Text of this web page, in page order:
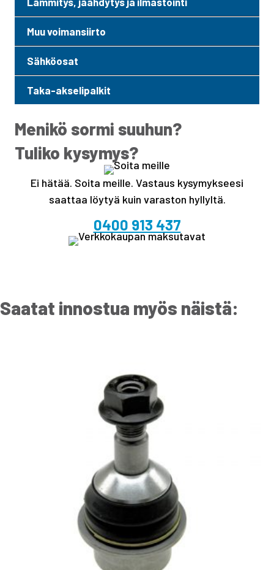
Muu voimansiirto
Sähköosat
Taka-akselipalkit
Menikö sormi suuhun?
Tuliko kysymys?
Ei hätää. Soita meille. Vastaus kysymykseesi
saattaa löytyä kuin varaston hyllyltä.
0400 913 437
Saatat innostua myös näistä: